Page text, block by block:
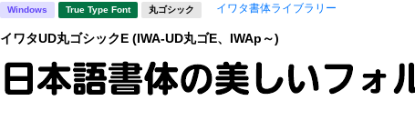
Windows True Type Font 丸ゴシック イワタ書体ライブラリー
イワタUD丸ゴシックE (IWA-UD丸ゴE、IWAp～)